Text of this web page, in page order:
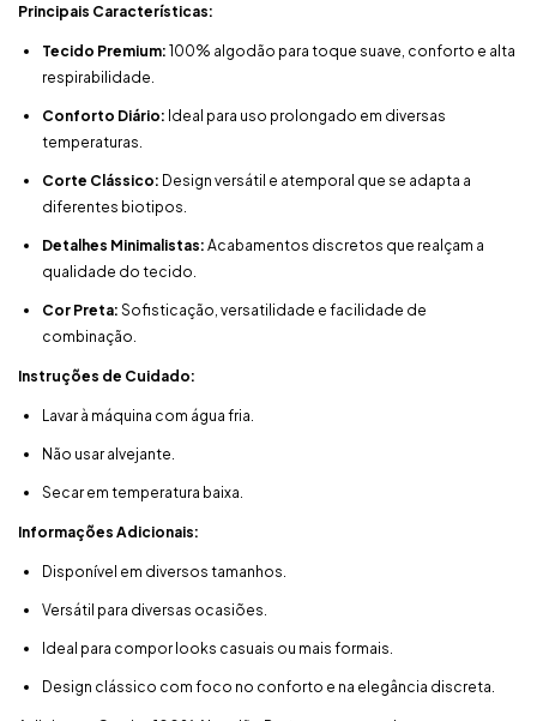
Principais Características:
Tecido Premium: 100% algodão para toque suave, conforto e alta
respirabilidade.
Conforto Diário: Ideal para uso prolongado em diversas
temperaturas.
Corte Clássico: Design versátil e atemporal que se adapta a
diferentes biotipos.
Detalhes Minimalistas: Acabamentos discretos que realçam a
qualidade do tecido.
Cor Preta: Sofisticação, versatilidade e facilidade de
combinação.
Instruções de Cuidado:
Lavar à máquina com água fria.
Não usar alvejante.
Secar em temperatura baixa.
Informações Adicionais:
Disponível em diversos tamanhos.
Versátil para diversas ocasiões.
Ideal para compor looks casuais ou mais formais.
Design clássico com foco no conforto e na elegância discreta.